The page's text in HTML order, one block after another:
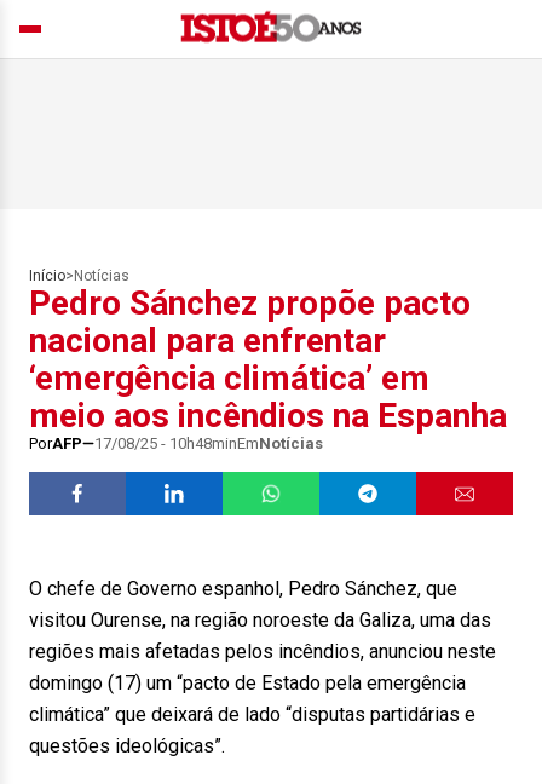
Início> Notícias
Pedro Sánchez propõe pacto
nacional para enfrentar
‘emergência climática’ em
meio aos incêndios na Espanha
PorAFP 17/08/25 - 10h48minEmNotícias
O chefe de Governo espanhol, Pedro Sánchez, que
visitou Ourense, na região noroeste da Galiza, uma das
regiões mais afetadas pelos incêndios, anunciou neste
domingo (17) um “pacto de Estado pela emergência
climática” que deixará de lado “disputas partidárias e
questões ideológicas”.